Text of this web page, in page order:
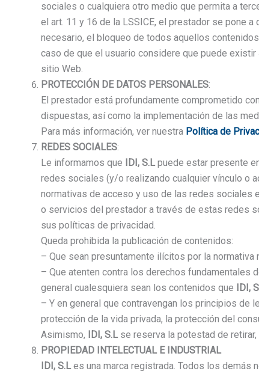
sociales o cualquiera otro medio que permita a
el art. 11 y 16 de la LSSICE, el prestador se pone
necesario, el bloqueo de todos aquellos
caso de que el usuario considere que puede
sitio Web.
PROTECCIÓN DE DATOS PERSONALES:
El prestador está profundamente comprometido
dispuestas, así como la implementación de las
Para más información, ver nuestra Política de
REDES SOCIALES:
Le informamos que
IDI, S.Lpuede estar presente
redes sociales (y/o realizando cualquier vínculo o
normativas de acceso y uso de las redes sociales
o servicios del prestador a través de estas redes
sus políticas de privacidad.
Queda prohibida la publicación de contenidos:
– Que sean presuntamente ilícitos por la
– Que atenten contra los derechos fundamentales
general cualesquiera sean los contenidos que
IDI,
– Y en general que contravengan los principios de
protección de la vida privada, la protección del
Asimismo,
IDI, S.Lse reserva la potestad de
PROPIEDAD INTELECTUAL E INDUSTRIAL
IDI, S.Les una marca registrada. Todos los demás